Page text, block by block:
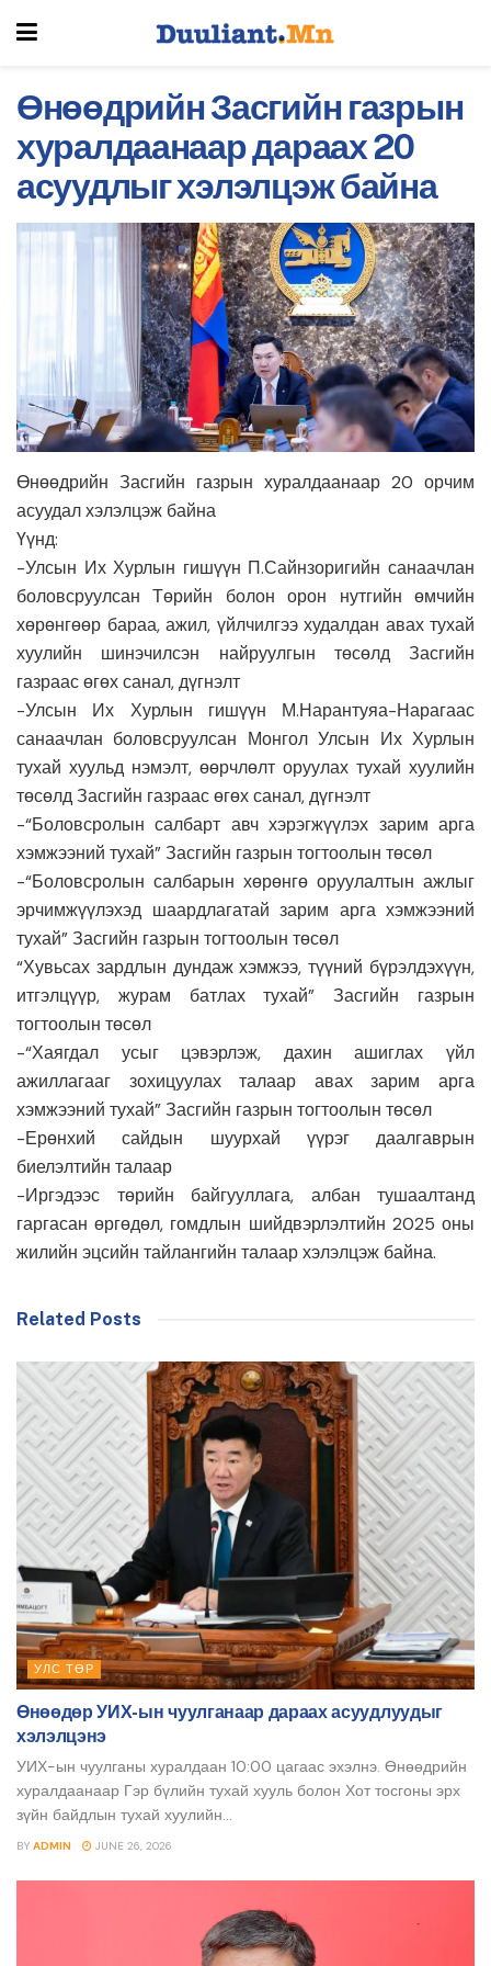
Өнөөдрийн Засгийн газрын
хуралдаанаар дараах 20
асуудлыг хэлэлцэж байна
Өнөөдрийн Засгийн газрын хуралдаанаар 20 орчим
асуудал хэлэлцэж байна
Үүнд:
-Улсын Их Хурлын гишүүн П.Сайнзоригийн санаачлан
боловсруулсан Төрийн болон орон нутгийн өмчийн
хөрөнгөөр бараа, ажил, үйлчилгээ худалдан авах тухай
хуулийн шинэчилсэн найруулгын төсөлд Засгийн
газраас өгөх санал, дүгнэлт
-Улсын Их Хурлын гишүүн М.Нарантуяа-Нарагаас
санаачлан боловсруулсан Монгол Улсын Их Хурлын
тухай хуульд нэмэлт, өөрчлөлт оруулах тухай хуулийн
төсөлд Засгийн газраас өгөх санал, дүгнэлт
-“Боловсролын салбарт авч хэрэгжүүлэх зарим арга
хэмжээний тухай” Засгийн газрын тогтоолын төсөл
-“Боловсролын салбарын хөрөнгө оруулалтын ажлыг
эрчимжүүлэхэд шаардлагатай зарим арга хэмжээний
тухай” Засгийн газрын тогтоолын төсөл
“Хувьсах зардлын дундаж хэмжээ, түүний бүрэлдэхүүн,
итгэлцүүр, журам батлах тухай” Засгийн газрын
тогтоолын төсөл
-“Хаягдал усыг цэвэрлэж, дахин ашиглах үйл
ажиллагааг зохицуулах талаар авах зарим арга
хэмжээний тухай” Засгийн газрын тогтоолын төсөл
-Ерөнхий сайдын шуурхай үүрэг даалгаврын
биелэлтийн талаар
-Иргэдээс төрийн байгууллага, албан тушаалтанд
гаргасан өргөдөл, гомдлын шийдвэрлэлтийн 2025 оны
жилийн эцсийн тайлангийн талаар хэлэлцэж байна.
Related Posts
УЛС ТӨР
Өнөөдөр УИХ-ын чуулганаар дараах асуудлуудыг
хэлэлцэнэ
УИХ-ын чуулганы хуралдаан 10:00 цагаас эхэлнэ. Өнөөдрийн
хуралдаанаар Гэр бүлийн тухай хууль болон Хот тосгоны эрх
зүйн байдлын тухай хуулийн...
BY ADMIN JUNE 26, 2026